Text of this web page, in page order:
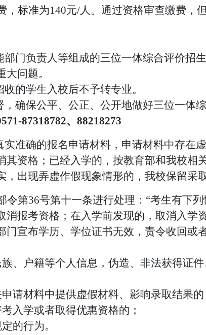
，标准为140元/人。通过资格审查缴费，
门负责人等组成的三位一体综合评价招
问题。
的学生入校后不予转专业。
，确保公平、公正、公开地做好三位一体
87318782、 88218273
准确的报名申请材料，申请材料中存在
其资格；已经入学的，按教育部和我校相
出现弄虚作假现象情形的，我校保留采
令第36号第十一条进行处理：“考生有下
消报考资格；在入学前发现的，取消入学
门宣布学历、学位证书无效，责令收回或
、户籍等个人信息，伪造、非法获得证
请材料中提供虚假材料、影响录取结果的
入学或者取得优惠资格的；
的行为。